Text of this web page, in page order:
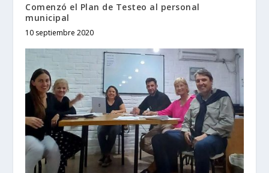
Comenzó el Plan de Testeo al personal
municipal
10 septiembre 2020